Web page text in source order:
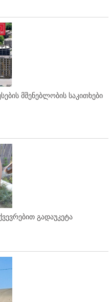
მშენებლობის საკითხები
გადაუკეტა